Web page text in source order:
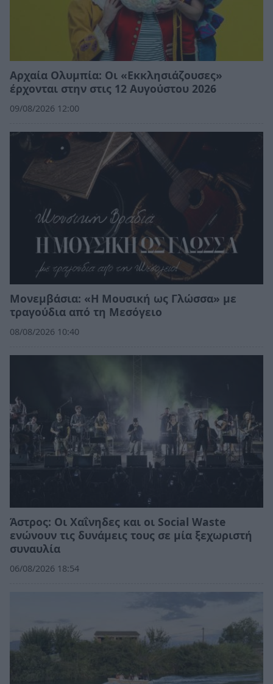
Αρχαία Ολυμπία: Οι «Εκκλησιάζουσες»
έρχονται στην στις 12 Αυγούστου 2026
09/08/2026 12:00
Μονεμβάσια: «Η Μουσική ως Γλώσσα» με
τραγούδια από τη Μεσόγειο
08/08/2026 10:40
Άστρος: Οι Χαΐνηδες και οι Social Waste
ενώνουν τις δυνάμεις τους σε μία ξεχωριστή
συναυλία
06/08/2026 18:54